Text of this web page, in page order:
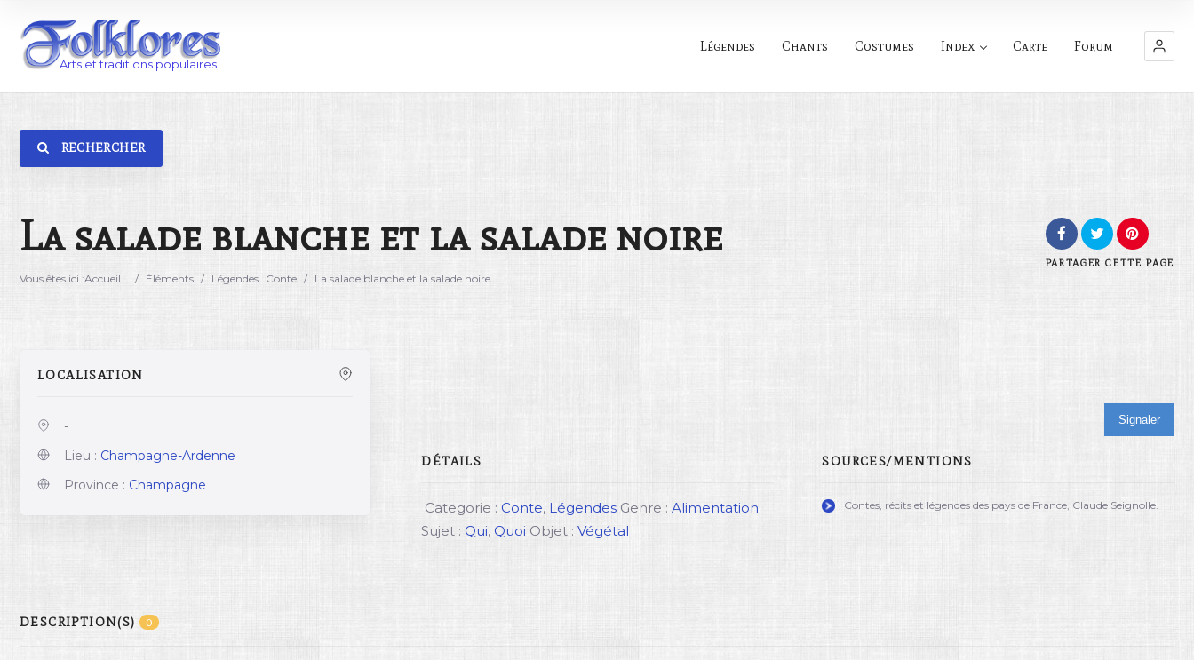
Légendes Chants Costumes Index Carte Forum
RECHERCHER
La salade blanche et la salade noire
Vous êtes ici :Accueil / Éléments / Légendes Conte / La salade blanche et la salade noire
PARTAGER CETTE PAGE
LOCALISATION
-
Lieu : Champagne-Ardenne
Province : Champagne
Signaler
DÉTAILS
Categorie :Conte, Légendes Genre :Alimentation
Sujet : Qui,Quoi Objet :Végétal
SOURCES/MENTIONS
Contes, récits et légendes des pays de France, Claude Seignolle.
DESCRIPTION(S) 0